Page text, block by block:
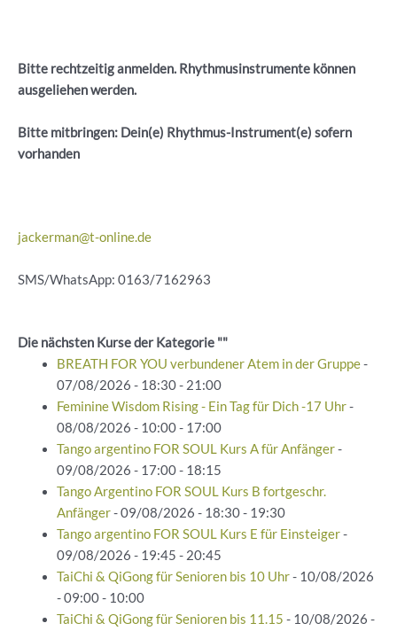
Bitte rechtzeitig anmelden. Rhythmusinstrumente können
ausgeliehen werden.
Bitte mitbringen: Dein(e) Rhythmus-Instrument(e) sofern
vorhanden
jackerman@t-online.de
SMS/WhatsApp: 0163/7162963
Die nächsten Kurse der Kategorie ""
BREATH FOR YOU verbundener Atem in der Gruppe-
07/08/2026 - 18:30 - 21:00
Feminine Wisdom Rising - Ein Tag für Dich -17 Uhr-
08/08/2026 - 10:00 - 17:00
Tango argentino FOR SOUL Kurs A für Anfänger-
09/08/2026 - 17:00 - 18:15
Tango Argentino FOR SOUL Kurs B fortgeschr.
Anfänger- 09/08/2026 - 18:30 - 19:30
Tango argentino FOR SOUL Kurs E für Einsteiger-
09/08/2026 - 19:45 - 20:45
TaiChi & QiGong für Senioren bis 10 Uhr- 10/08/2026
- 09:00 - 10:00
TaiChi & QiGong für Senioren bis 11.15 - 10/08/2026 -